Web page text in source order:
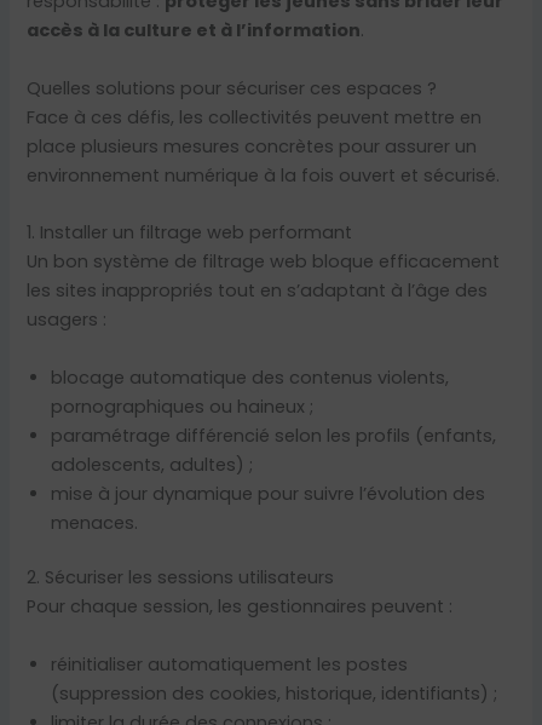
accès à la culture et à l’information.
Quelles solutions pour sécuriser ces espaces ?
Face à ces défis, les collectivités peuvent mettre en
place plusieurs mesures concrètes pour assurer un
environnement numérique à la fois ouvert et sécurisé.
1. Installer un filtrage web performant
Un bon système de filtrage web bloque efficacement
les sites inappropriés tout en s’adaptant à l’âge des
usagers :
blocage automatique des contenus violents,
pornographiques ou haineux ;
paramétrage différencié selon les profils (enfants,
adolescents, adultes) ;
mise à jour dynamique pour suivre l’évolution des
menaces.
2. Sécuriser les sessions utilisateurs
Pour chaque session, les gestionnaires peuvent :
réinitialiser automatiquement les postes
(suppression des cookies, historique, identifiants) ;